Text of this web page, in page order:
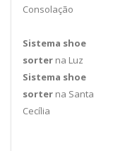
Consolação
Sistema shoe
sorter na Luz
Sistema shoe
sorter na Santa
Cecília